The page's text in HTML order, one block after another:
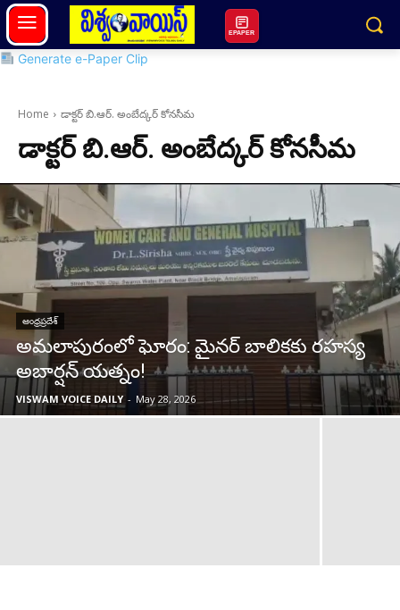
EPAPER
Generate e-Paper Clip
Home డాక్టర్ బి.ఆర్. అంబేద్కర్ కోనసీమ
డాక్టర్ బి.ఆర్. అంబేద్కర్ కోనసీమ
ఆంధ్రప్రదేశ్
అమలాపురంలో ఘోరం: మైనర్ బాలికకు రహస్య
అబార్షన్ యత్నం!
VISWAM VOICE DAILY - May 28, 2026